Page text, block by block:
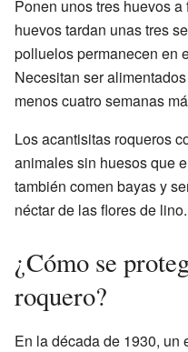
Ponen unos tres huevos
huevos tardan unas tres
polluelos permanecen en
Necesitan ser
menos cuatro semanas
Los acantisitas roqueros
animales sin huesos que
también comen bayas y
néctar de las flores de lino.
¿Cómo se
roquero?
En la década de 1930, un